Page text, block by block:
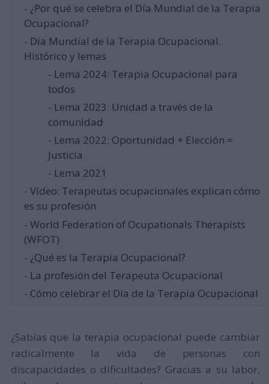
- ¿Por qué se celebra el Día Mundial de la Terapia
Ocupacional?
- Día Mundial de la Terapia Ocupacional.
Histórico y lemas
- Lema 2024: Terapia Ocupacional para
todos
- Lema 2023: Unidad a través de la
comunidad
- Lema 2022: Oportunidad + Elección =
Justicia
- Lema 2021
- Vídeo: Terapeutas ocupacionales explican cómo
es su profesión
- World Federation of Ocupationals Therapists
(WFOT)
- ¿Qué es la Terapia Ocupacional?
- La profesión del Terapeuta Ocupacional
- Cómo celebrar el Día de la Terapia Ocupacional
¿Sabías que la terapia ocupacional puede cambiar
radicalmente la vida de personas con
discapacidades o dificultades? Gracias a su labor,